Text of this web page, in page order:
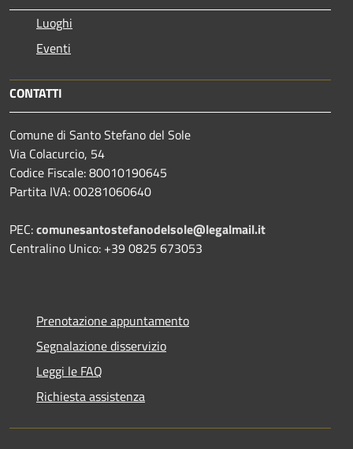
Luoghi
Eventi
CONTATTI
Comune di Santo Stefano del Sole
Via Colacurcio, 54
Codice Fiscale: 80010190645
Partita IVA: 00281060640
PEC:comunesantostefanodelsole@legalmail.it
Centralino Unico: +39 0825 673053
Prenotazione appuntamento
Segnalazione disservizio
Leggi le FAQ
Richiesta assistenza